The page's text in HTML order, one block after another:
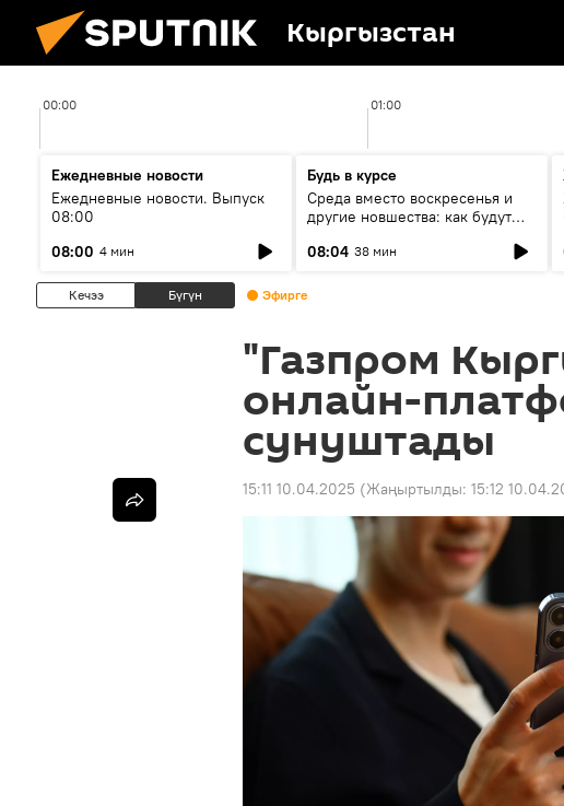
Кыргызстан
00:00 01:00
Ежедневные новости
Ежедневные новости. Выпуск
08:00
08:00 4 мин
Будь в курсе
Среда вместо воскресенья и
другие новшества: как будут
08:04 38 мин
Кечээ Бүгүн Эфирге
"Газпром
онлайн-
сунуштады
15:11 10.04.2025 (Жаңыртылды: 15:12